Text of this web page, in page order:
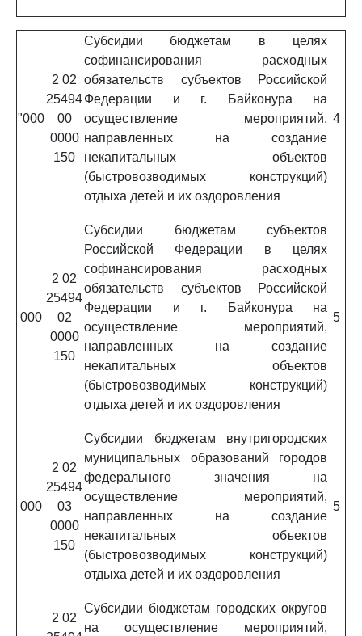
"000
2 02
25494
00
0000
150
Субсидии бюджетам в целях
софинансирования расходных
обязательств субъектов Российской
Федерации и г. Байконура на
осуществление мероприятий,
направленных на создание
некапитальных объектов
(быстровозводимых конструкций)
отдыха детей и их оздоровления
4
000
2 02
25494
02
0000
150
Субсидии бюджетам субъектов
Российской Федерации в целях
софинансирования расходных
обязательств субъектов Российской
Федерации и г. Байконура на
осуществление мероприятий,
направленных на создание
некапитальных объектов
(быстровозводимых конструкций)
отдыха детей и их оздоровления
5
000
2 02
25494
03
0000
150
Субсидии бюджетам внутригородских
муниципальных образований городов
федерального значения на
осуществление мероприятий,
направленных на создание
некапитальных объектов
(быстровозводимых конструкций)
отдыха детей и их оздоровления
5
2 02
Субсидии бюджетам городских округов
на осуществление мероприятий,